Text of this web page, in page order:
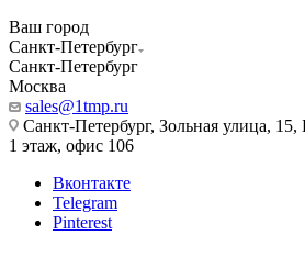
Ваш город
Санкт-Петербург
Санкт-Петербург
Москва
sales@1tmp.ru
Санкт-Петербург, Зольная улица,
1 этаж, офис 106
Вконтакте
Telegram
Pinterest